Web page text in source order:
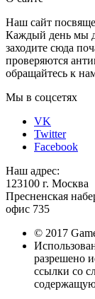
Наш сайт
Каждый день мы
заходите сюда
проверяются
обращайтесь к
Мы в соцсетях
VK
Twitter
Facebook
Наш адрес:
123100 г. Москва
Пресненская
офис 735
© 2017
разрешено
ссылки со
содержащую